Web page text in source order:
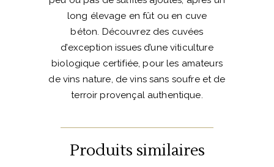
long élevage en fût ou en cuve
béton. Découvrez des cuvées
d’exception issues d’une viticulture
biologique certifiée, pour les amateurs
de vins nature, de vins sans soufre et de
terroir provençal authentique.
Produits similaires